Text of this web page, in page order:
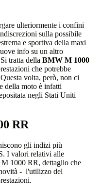
ulteriormente i confini
sulla possibile
e sportiva della maxi
info su un altro
tratta della BMW M 1000
che potrebbe
volta, però, non ci
della moto è infatti
negli Stati Uniti
RR
gli indizi più
I valori relativi alle
M 1000 RR, dettaglio che
- l'utilizzo del